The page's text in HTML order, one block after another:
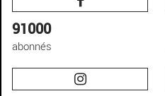
91000
abonnés